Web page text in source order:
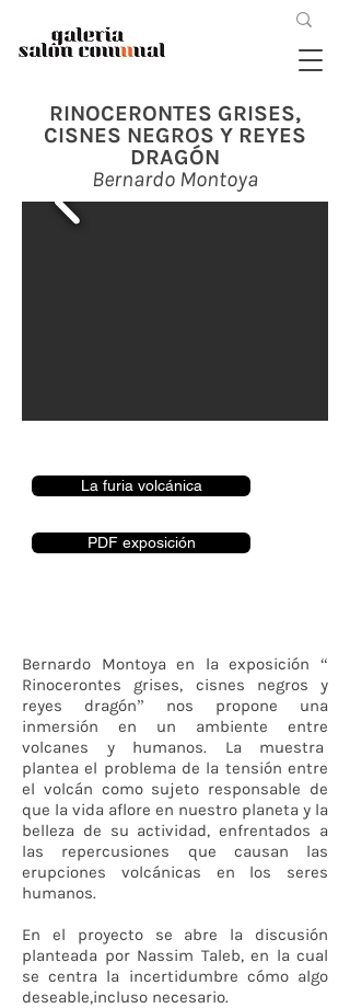
RINOCERONTES GRISES,
CISNES NEGROS Y REYES
DRAGÓN
Bernardo Montoya
La furia volcánica
PDF exposición
Bernardo Montoya en la exposición “
Rinocerontes grises, cisnes negros y
reyes dragón” nos propone una
inmersión en un ambiente entre
volcanes y humanos. La muestra
plantea el problema de la tensión entre
el volcán como sujeto responsable de
que la vida aflore en nuestro planeta y la
belleza de su actividad, enfrentados a
las repercusiones que causan las
erupciones volcánicas en los seres
humanos.
En el proyecto se abre la discusión
planteada por Nassim Taleb, en la cual
se centra la incertidumbre cómo algo
deseable,incluso necesario.